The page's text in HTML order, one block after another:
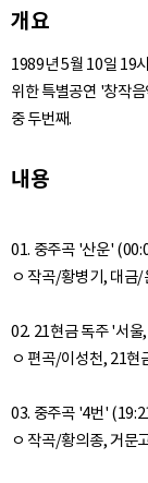
개요
1989년 5월 10일 19
위한 특별공연 '창작
중 두번째.
내용
01. 중주곡 '산운'
ㅇ 작곡/황병기, 대금
02. 21현금 독주 '서
ㅇ 편곡/이성천, 21현
03. 중주곡 '4번'
ㅇ 작곡/황의종, 거문